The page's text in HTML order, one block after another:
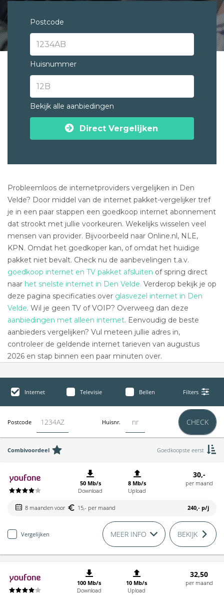
Postcode
Huisnummer
Bekijk alle aanbiedingen
Direct Vergelijken
Probleemloos de internetproviders vergelijken in Den
Velde? Door middel van de internet pakket-vergelijker tref
je in een paar stappen een goedkoop internet abonnement
dat strookt met jullie voorkeuren. Wekelijks wisselen veel
mensen van provider. Bijvoorbeeld naar Online.nl, NLE,
KPN. Omdat het goedkoper kan, of omdat het huidige
pakket niet bevalt. Check nu de aanbevelingen t.a.v.
goedkoop internet en TV pakket afsluiten of spring direct
naar het snelste internet in Den Velde. Verderop bekijk je op
deze pagina specificaties over glasvezel internet in Den
Velde. Wil je geen TV of VOIP? Overweeg dan deze
aanbiedingen met alleen internet. Eenvoudig de beste
aanbieders vergelijken? Vul meteen jullie adres in,
controleer de geldende internet tarieven van augustus
2026 en stap binnen een paar minuten over.
Internet Televisie Bellen Filters
Postcode Huisnr. CHECK
Combivoordeel Goedkoopste eerst
50 Mb/s
Download
8 Mb/s
Upload
30,-
per maand
8 maanden voor 15,- per maand 240,- p/j
Vergelijken MEER INFO BEKIJK
100 Mb/s
Download
10 Mb/s
Upload
32,50
per maand